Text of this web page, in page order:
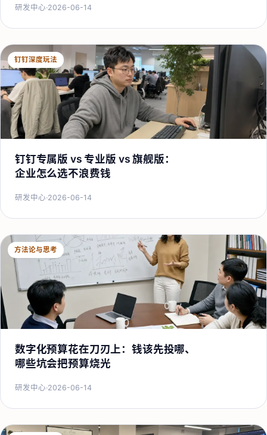
研发中心·2026-06-14
钉钉深度玩法
钉钉专属版 vs 专业版 vs 旗舰版：
企业怎么选不浪费钱
研发中心·2026-06-14
方法论与思考
数字化预算花在刀刃上：钱该先投哪、
哪些坑会把预算烧光
研发中心·2026-06-14